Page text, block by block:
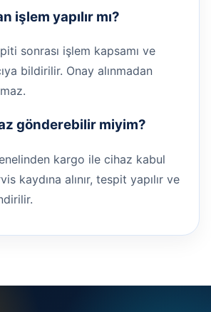
işlem yapılır mı?
sonrası işlem kapsamı ve
bildirilir. Onay alınmadan
gönderebilir miyim?
kargo ile cihaz kabul
kaydına alınır, tespit yapılır ve